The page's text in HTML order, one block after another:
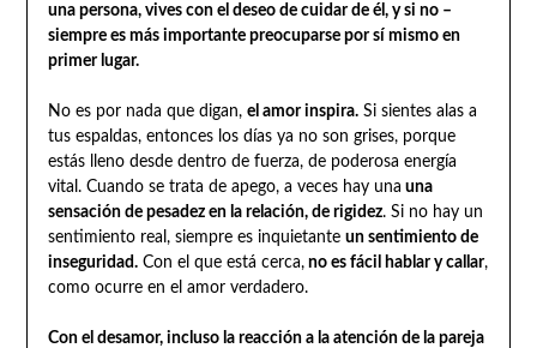
una persona, vives con el deseo de cuidar de él, y si no –
siempre es más importante preocuparse por sí mismo en
primer lugar.
No es por nada que digan, el amor inspira.Si sientes alas a
tus espaldas, entonces los días ya no son grises, porque
estás lleno desde dentro de fuerza, de poderosa energía
vital. Cuando se trata de apego, a veces hay una una
sensación de pesadez en la relación, de rigidez. Si no hay un
sentimiento real, siempre es inquietante un sentimiento de
inseguridad.Con el que está cerca,no es fácil hablar y callar,
como ocurre en el amor verdadero.
Con el desamor, incluso la reacción a la atención de la pareja